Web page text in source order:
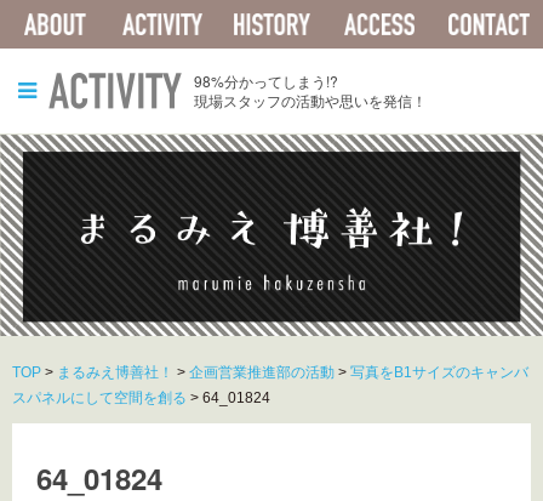
98%分かってしまう!?
現場スタッフの活動や思いを発信！
TOP > まるみえ博善社！ > 企画営業推進部の活動 > 写真をB1サイズのキャンバ
スパネルにして空間を創る > 64_01824
64_01824